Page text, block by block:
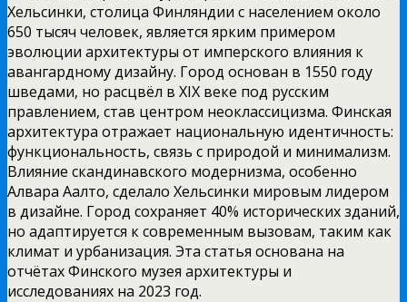
Хельсинки, столица Финляндии с населением около
650 тысяч человек, является ярким примером
эволюции архитектуры от имперского влияния к
авангардному дизайну. Город основан в 1550 году
шведами, но расцвёл в XIX веке под русским
правлением, став центром неоклассицизма. Финская
архитектура отражает национальную идентичность:
функциональность, связь с природой и минимализм.
Влияние скандинавского модернизма, особенно
Алвара Аалто, сделало Хельсинки мировым лидером
в дизайне. Город сохраняет 40% исторических зданий,
но адаптируется к современным вызовам, таким как
климат и урбанизация. Эта статья основана на
отчётах Финского музея архитектуры и
исследованиях на 2023 год.